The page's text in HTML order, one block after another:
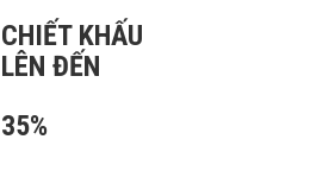
CHIẾT KHẤU
LÊN ĐẾN
35%